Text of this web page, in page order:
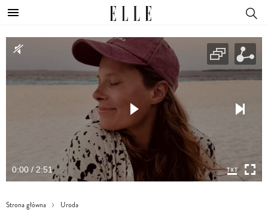
0:00 / 2:51
Strona główna Uroda